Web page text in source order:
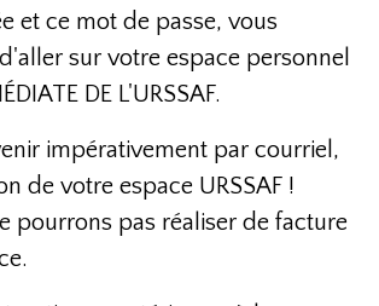
et ce mot de passe, vous
sur votre espace personnel
DE L'URSSAF.
impérativement par courriel,
de votre espace URSSAF !
pourrons pas réaliser de facture